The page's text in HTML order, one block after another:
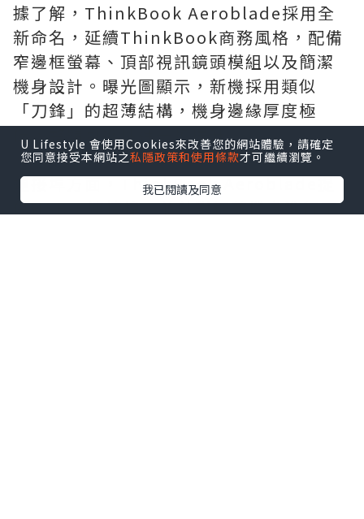
據了解，ThinkBook Aeroblade採用全
新命名，延續ThinkBook商務風格，配備
窄邊框螢幕、頂部視訊鏡頭模組以及簡潔
機身設計。曝光圖顯示，新機採用類似
「刀鋒」的超薄結構，機身邊緣厚度極
低，整體可攜性進一步提升。
連接埠方面，ThinkBook Aeroblade提
供USB-C連接埠，並針對輕薄機身進行了
U Lifestyle 會使用Cookies來改善您的網站體驗，請確定
您同意接受本網站之私隱政策和使用條款才可繼續瀏覽。
我已閱讀及同意